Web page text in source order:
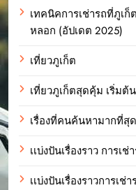
เทคนิคการเช่ารถที่ภูเ
หลอก (อัปเดต 2025)
เที่ยวภูเก็ต
เที่ยวภูเก็ตสุดคุ้ม เริ่มต้
เรื่องที่คนค้นหามากที่สุ
เเบ่งปันเรื่องราว การเช่
เเบ่งปันเรื่องราวการเช่า